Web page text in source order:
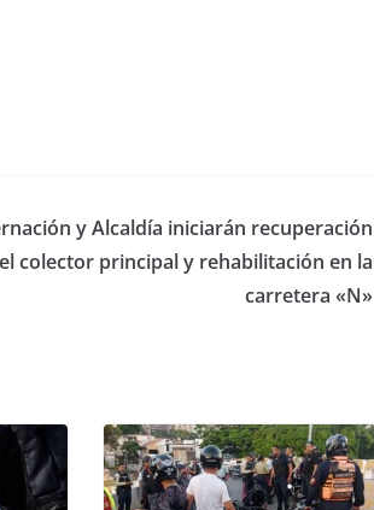
y Alcaldía iniciarán recuperación
colector principal y rehabilitación en la
carretera «N»